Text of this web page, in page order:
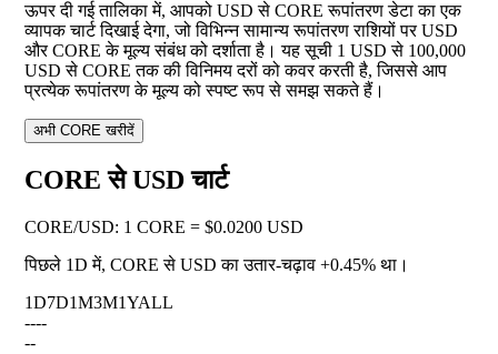
ऊपर दी गई तालिका में, आपको USD से CORE रूपांतरण डेटा का एक
व्यापक चार्ट दिखाई देगा, जो विभिन्न सामान्य रूपांतरण राशियों पर USD
और CORE के मूल्य संबंध को दर्शाता है। यह सूची 1 USD से 100,000
USD से CORE तक की विनिमय दरों को कवर करती है, जिससे आप
प्रत्येक रूपांतरण के मूल्य को स्पष्ट रूप से समझ सकते हैं।
अभी CORE खरीदें
CORE से USD चार्ट
CORE/USD: 1 CORE = $0.0200 USD
पिछले 1D में, CORE से USD का उतार-चढ़ाव +0.45% था।
1D7D1M3M1YALL
----
--